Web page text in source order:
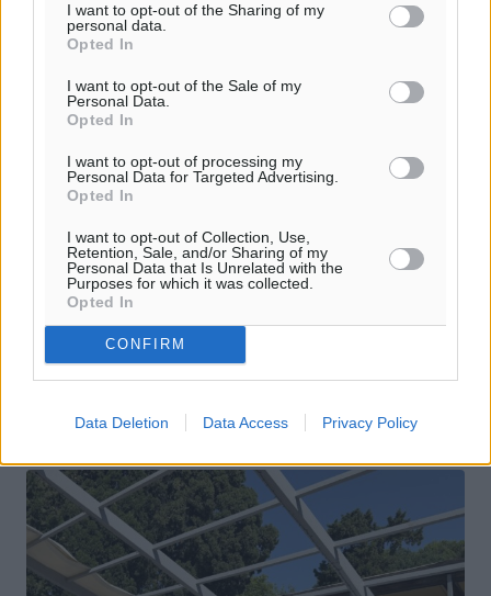
I want to opt-out of the Sharing of my
personal data.
Opted In
I want to opt-out of the Sale of my
Personal Data.
Opted In
I want to opt-out of processing my
Personal Data for Targeted Advertising.
Opted In
I want to opt-out of Collection, Use,
Retention, Sale, and/or Sharing of my
Personal Data that Is Unrelated with the
Purposes for which it was collected.
Opted In
CONFIRM
Data Deletion Data Access Privacy Policy